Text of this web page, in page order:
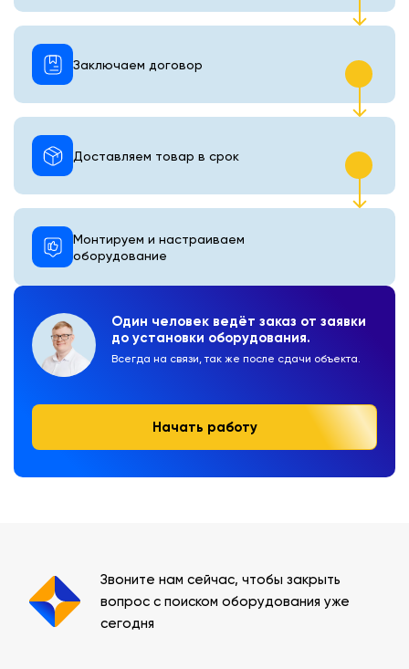
Один человек ведёт заказ от заявки
до установки оборудования.
Всегда на связи, так же после сдачи объекта.
Начать работу
Монтируем и настраиваем
оборудование
Доставляем товар в срок
Заключаем договор
Звоните нам сейчас, чтобы закрыть
вопрос с поиском оборудования уже
сегодня